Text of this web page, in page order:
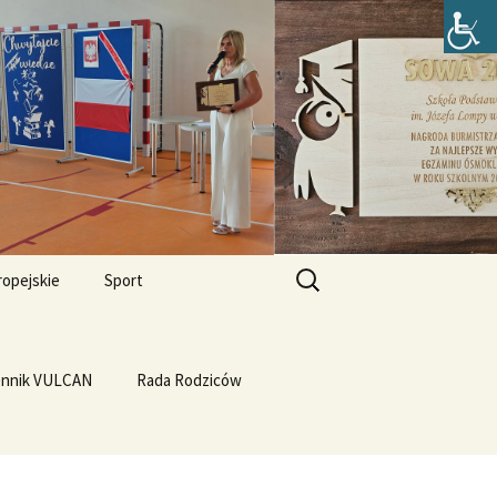
Lompy w
Linux
Sport
WF z Klasą
VULCAN Rada Rodziców
Szukaj: